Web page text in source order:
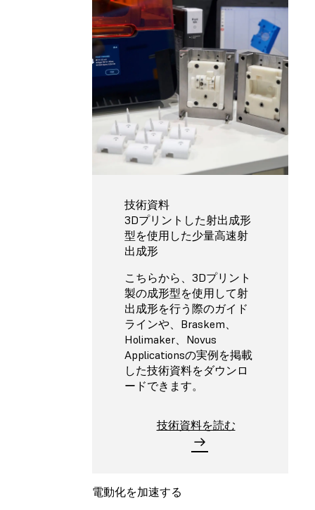
技術資料
3Dプリントした射出成形
型を使用した少量高速射
出成形
こちらから、3Dプリント
製の成形型を使用して射
出成形を行う際のガイド
ラインや、Braskem、
Holimaker、Novus
Applicationsの実例を掲載
した技術資料をダウンロ
ードできます。
技術資料を読む
電動化を加速する